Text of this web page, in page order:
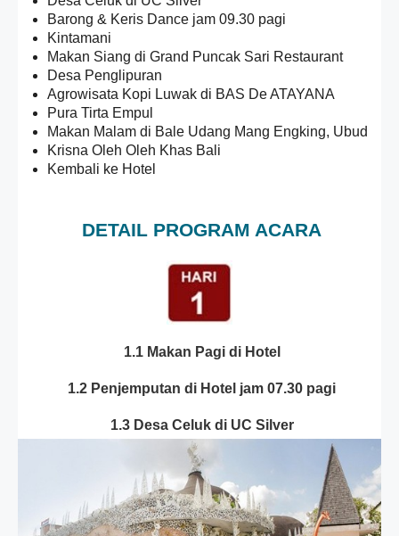
Barong & Keris Dance jam 09.30 pagi
Kintamani
Makan Siang di Grand Puncak Sari Restaurant
Desa Penglipuran
Agrowisata Kopi Luwak di BAS De ATAYANA
Pura Tirta Empul
Makan Malam di Bale Udang Mang Engking, Ubud
Krisna Oleh Oleh Khas Bali
Kembali ke Hotel
DETAIL PROGRAM ACARA
1.1 Makan Pagi di Hotel
1.2 Penjemputan di Hotel jam 07.30 pagi
1.3 Desa Celuk di UC Silver